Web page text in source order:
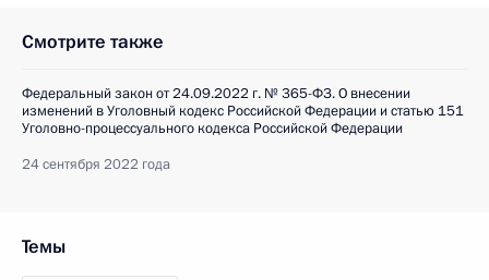
Смотрите также
Федеральный закон от 24.09.2022 г. № 365-ФЗ. О внесении
изменений в Уголовный кодекс Российской Федерации и статью 151
Уголовно-процессуального кодекса Российской Федерации
24 сентября 2022 года
Темы